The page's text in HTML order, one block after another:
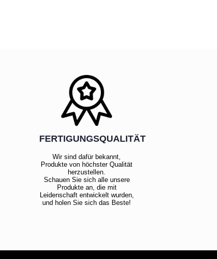
FERTIGUNGSQUALITÄT
Wir sind dafür bekannt,
Produkte von höchster Qualität
herzustellen.
Schauen Sie sich alle unsere
Produkte an, die mit
Leidenschaft entwickelt wurden,
und holen Sie sich das Beste!